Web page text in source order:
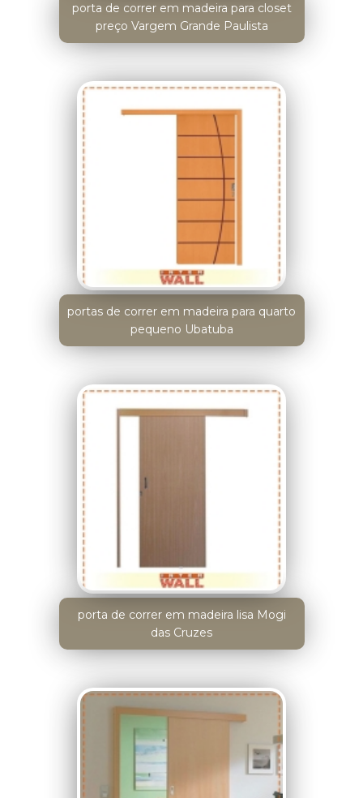
porta de correr em madeira para closet
preço Vargem Grande Paulista
portas de correr em madeira para quarto
pequeno Ubatuba
porta de correr em madeira lisa Mogi
das Cruzes